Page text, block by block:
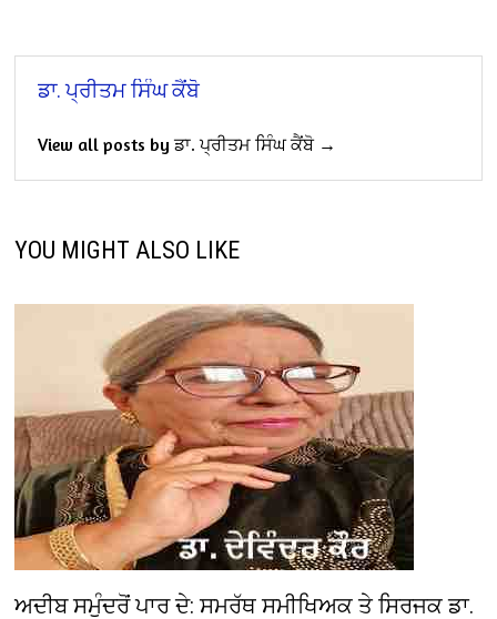
ਡਾ. ਪ੍ਰੀਤਮ ਸਿੰਘ ਕੈਂਬੋ
View all posts by ਡਾ. ਪ੍ਰੀਤਮ ਸਿੰਘ ਕੈਂਬੋ →
YOU MIGHT ALSO LIKE
ਅਦੀਬ ਸਮੁੰਦਰੋਂ ਪਾਰ ਦੇ: ਸਮਰੱਥ ਸਮੀਖਿਅਕ ਤੇ ਸਿਰਜਕ ਡਾ.